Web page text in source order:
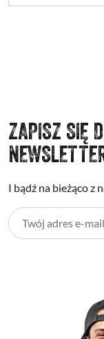
ZAPISZ SIĘ
I bądź na bieżąco z